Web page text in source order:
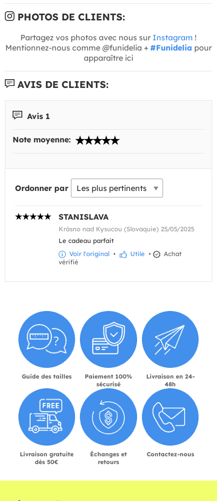
PHOTOS DE CLIENTS:
Partagez vos photos avec nous sur Instagram !
Mentionnez-nous comme @funidelia + #Funidelia pour
apparaître ici
AVIS DE CLIENTS:
Avis 1
Note moyenne:
Ordonner par
STANISLAVA
Krásno nad Kysucou (Slovaquie) 25/05/2025
Le cadeau parfait
Voir l'original • Utile •
Achat
vérifié
Guide des tailles
Paiement 100%
sécurisé
Livraison en 24-
48h
Livraison gratuite
dès 50€
Échanges et
retours
Contactez-nous